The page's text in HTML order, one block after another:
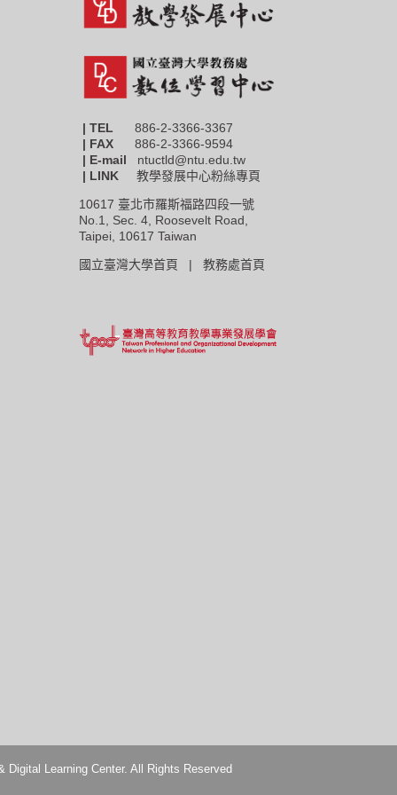
| TEL 886-2-3366-3367
| FAX
886-2-3366-9594
| E-mail ntuctld@ntu.edu.tw
| LINK教學發展中心粉絲專頁
10617 臺北市羅斯福路四段一號
No.1, Sec. 4, Roosevelt Road,
Taipei, 10617 Taiwan
國立臺灣大學首頁 |教務處首頁
Learning Center. All Rights Reserved